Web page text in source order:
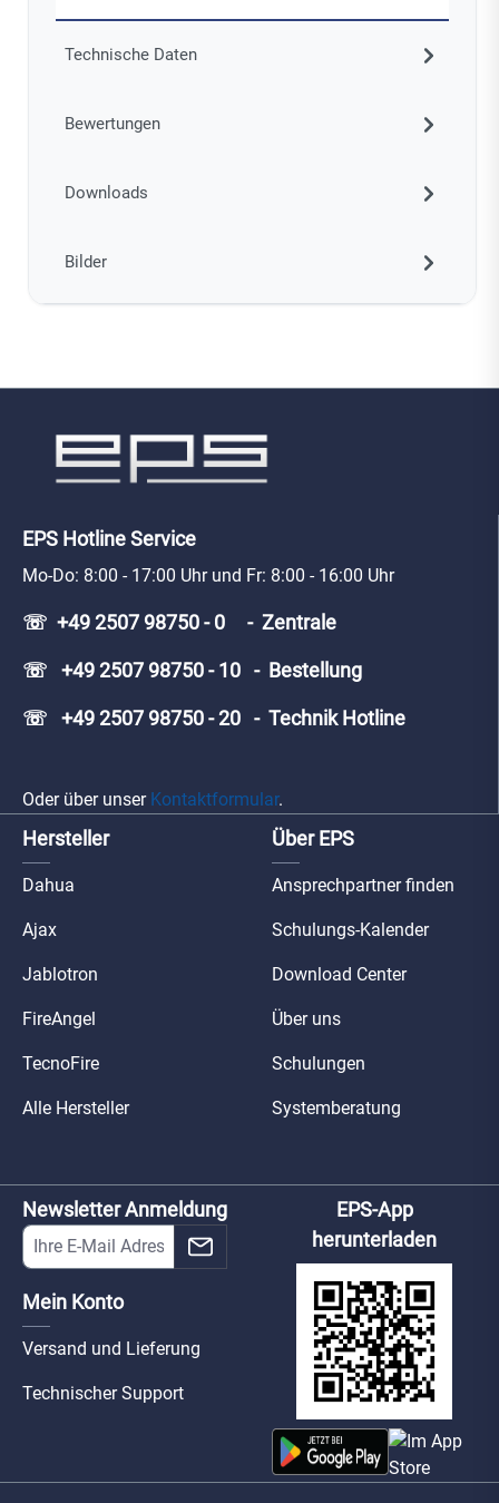
Technische Daten
Bewertungen
Downloads
Bilder
EPS Hotline Service
Mo-Do: 8:00 - 17:00 Uhr und Fr: 8:00 - 16:00 Uhr
☏ +49 2507 98750 - 0 - Zentrale
☏ +49 2507 98750 - 10 - Bestellung
☏ +49 2507 98750 - 20 - Technik Hotline
Oder über unser Kontaktformular.
Hersteller
Dahua
Ajax
Jablotron
FireAngel
TecnoFire
Alle Hersteller
Über EPS
Ansprechpartner finden
Schulungs-Kalender
Download Center
Über uns
Schulungen
Systemberatung
Newsletter Anmeldung
Mein Konto
Versand und Lieferung
Technischer Support
EPS-App
herunterladen